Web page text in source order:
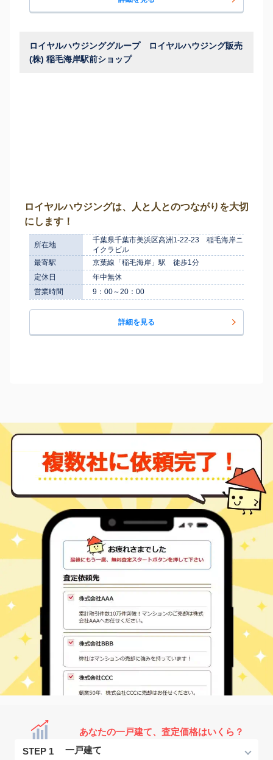
ロイヤルハウジンググループ ロイヤルハウジング販売
(株) 稲毛海岸駅前ショップ
ロイヤルハウジングは、人と人とのつながりを大切
にします！
所在地
千葉県千葉市美浜区高洲1-22-23 稲毛海岸ニ
イクラビル
最寄駅
京葉線「稲毛海岸」駅 徒歩1分
定休日
年中無休
営業時間
9：00～20：00
詳細を見る
あなたの一戸建て、査定価格はいくら？
STEP 1